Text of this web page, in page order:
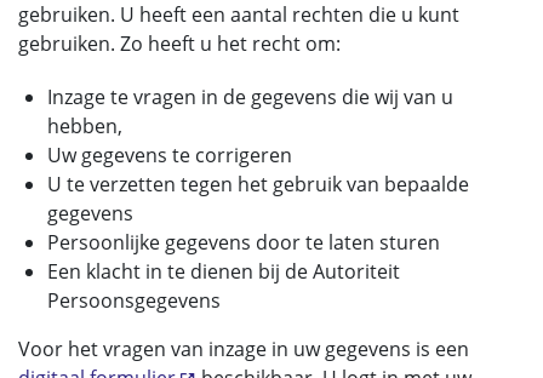
gebruiken. U heeft een aantal rechten die u kunt
gebruiken. Zo heeft u het recht om:
Inzage te vragen in de gegevens die wij van u
hebben,
Uw gegevens te corrigeren
U te verzetten tegen het gebruik van bepaalde
gegevens
Persoonlijke gegevens door te laten sturen
Een klacht in te dienen bij de Autoriteit
Persoonsgegevens
Voor het vragen van inzage in uw gegevens is een